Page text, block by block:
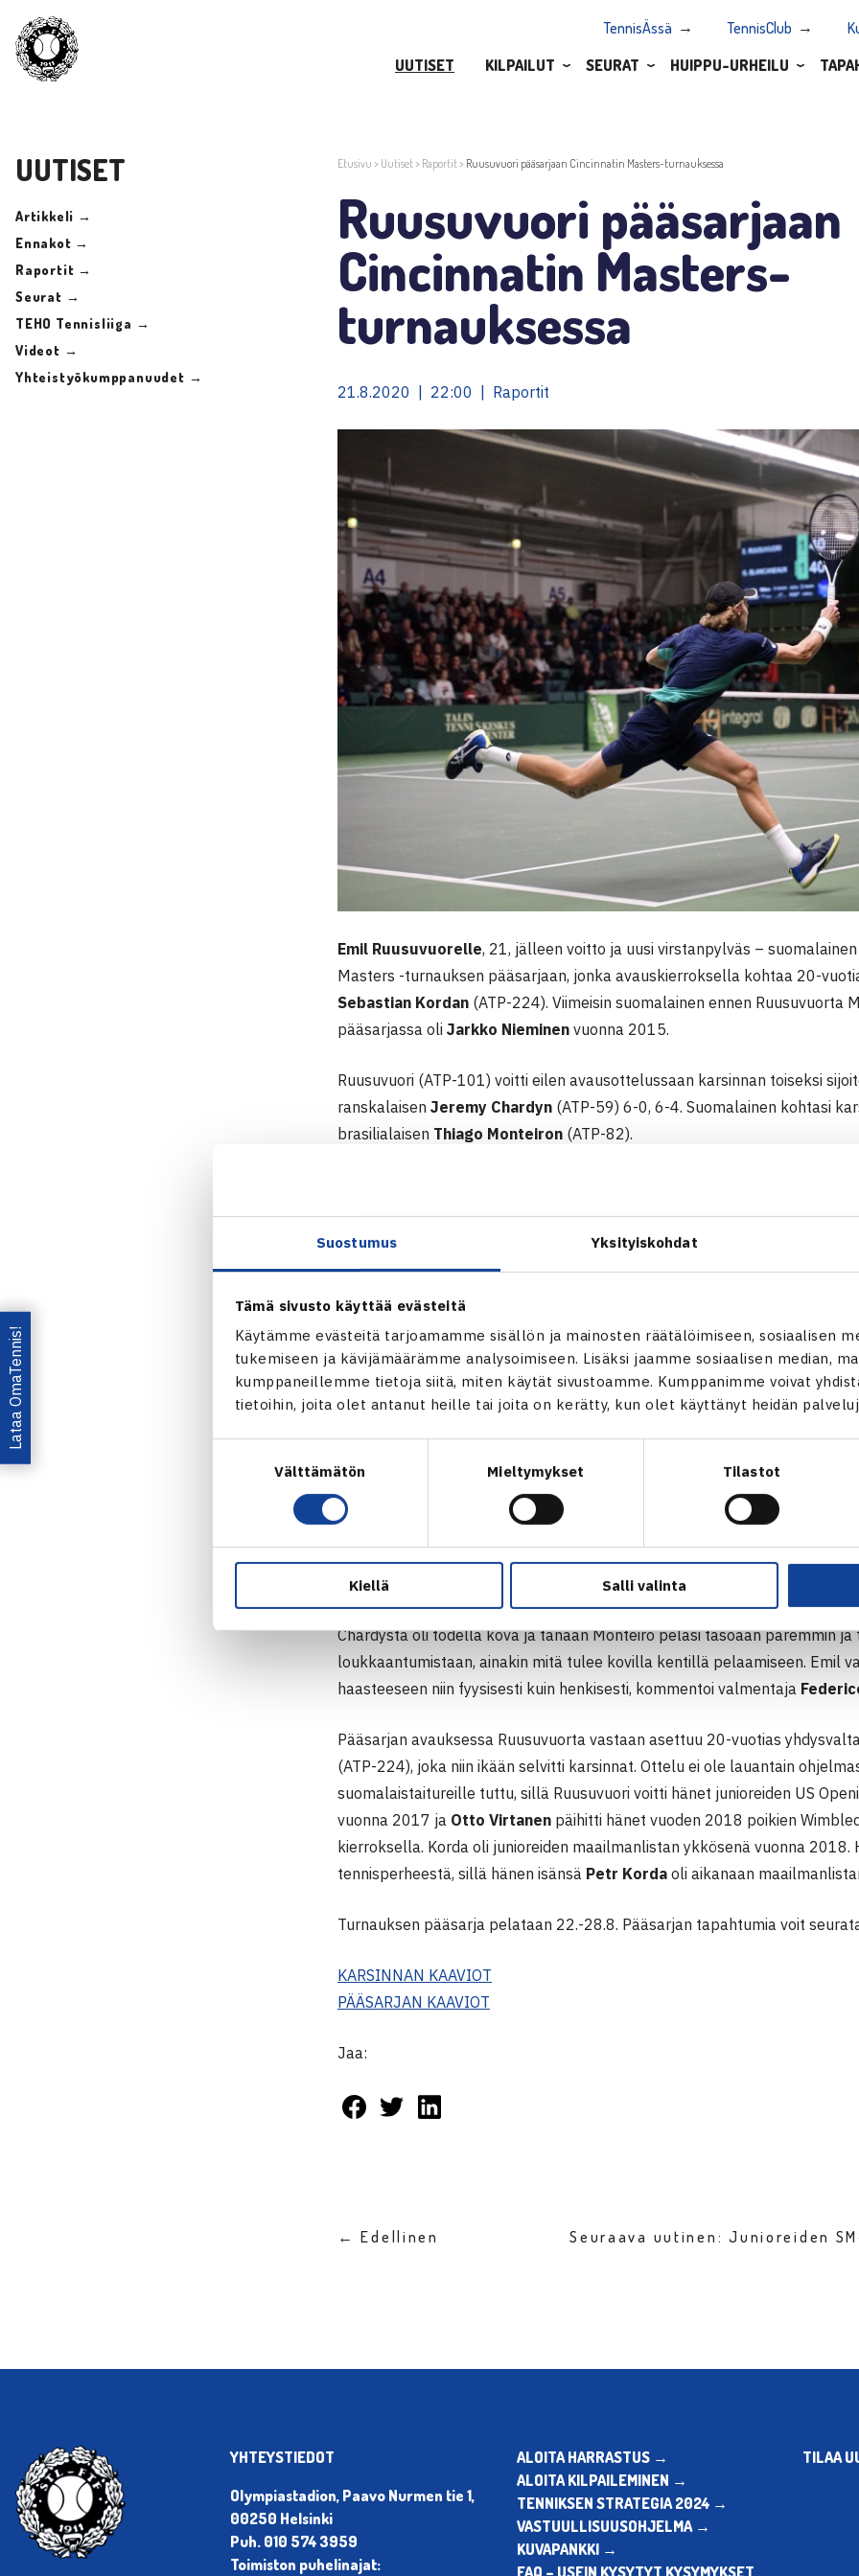
Suostumus Yksityiskohdat
Tämä sivusto käyttää evästeitä
Käytämme evästeitä tarjoamamme sisällön ja mainosten räätälöimiseen, sosiaalisen
tukemiseen ja kävijämäärämme analysoimiseen. Lisäksi jaamme sosiaalisen median,
kumppaneillemme tietoja siitä, miten käytät sivustoamme. Kumppanimme voivat
tietoihin, joita olet antanut heille tai joita on kerätty, kun olet käyttänyt heidän
Välttämätön Mieltymykset Tilastot
Kiellä Salli valinta
TennisÄssä TennisClub
UUTISET
KILPAILUT SEURAT HUIPPU-URHEILU
UUTISET
Artikkeli →
Ennakot →
Raportit →
Seurat →
TEHO Tennisliiga →
Videot →
Yhteistyökumppanuudet →
Etusivu > Uutiset> Raportit> Ruusuvuori pääsarjaan Cincinnatin Masters-turnauksessa
Ruusuvuori pääsarjaan
Cincinnatin Masters-
turnauksessa
21.8.2020 | 22:00 | Raportit
Emil Ruusuvuorelle, 21, jälleen voitto ja uusi virstanpylväs –
Masters -turnauksen pääsarjaan, jonka avauskierroksella kohtaa 20-
Sebastian Kordan (ATP-224). Viimeisin suomalainen ennen Ruusuvuorta
pääsarjassa oli Jarkko Nieminen vuonna 2015.
Ruusuvuori (ATP-101) voitti eilen avausottelussaan karsinnan toiseksi
ranskalaisen Jeremy Chardyn (ATP-59) 6-0, 6-4. Suomalainen kohtasi
brasilialaisen Thiago Monteiron (ATP-82).
Ruusuvuori oli eiliseen tapaan terävänä liikenteessä heti alusta alkaen ja
pelissä, mutta vasenkätinen brasilialainen kuittasi murron heti takaisin.
muutamat helpohkot syöttöjen pidot ennen erän loppuvaihetta.
tasoittaen 4-4 ja sitten suomalainen pelasti vastustajansa murtopallon
seinää vasten syöttänyt Monteiro ei onnistunut syötöissään parhaalla
Ruusuvuori hyödynsi – neljäs eräpallo toi avauskiinnityksen luvuin 6-4.
päätyttyä näki saman tien ettei Monteiron jalka ollut hyvässä kunnossa.
pisteen verran ennen kuin joutui valitettavasti luovuttamaan ottelun.
suomalaiselle erin 6-4, 2-1 rtd.
– Totta kai tämä on hieno saavutus nuorelle urheilijalle. Olemme
Tiesimme olevamme TOP100-tasoa ja nyt hän onnistui voittamaan kaksi
Chardysta oli todella kova ja tänään Monteiro pelasi tasoaan paremmin ja
loukkaantumistaan, ainakin mitä tulee kovilla kentillä pelaamiseen. Emil
haasteeseen niin fyysisesti kuin henkisesti, kommentoi valmentaja
Pääsarjan avauksessa Ruusuvuorta vastaan asettuu 20-vuotias
(ATP-224), joka niin ikään selvitti karsinnat. Ottelu ei ole lauantain
suomalaistaitureille tuttu, sillä Ruusuvuori voitti hänet junioreiden US
vuonna 2017 ja Otto Virtanen päihitti hänet vuoden 2018 poikien
kierroksella. Korda oli junioreiden maailmanlistan ykkösenä vuonna 2018.
tennisperheestä, sillä hänen isänsä Petr Korda oli aikanaan
Turnauksen pääsarja pelataan 22.-28.8. Pääsarjan tapahtumia voit
KARSINNAN KAAVIOT
PÄÄSARJAN KAAVIOT
Jaa:
← Edellinen Seuraava uutinen: Junioreiden
Lataa OmaTennis!
YHTEYSTIEDOT
Olympiastadion, Paavo Nurmen tie 1,
00250 Helsinki
Puh. 010 574 3959
Toimiston puhelinajat:
ALOITA HARRASTUS →
ALOITA KILPAILEMINEN →
TENNIKSEN STRATEGIA 2024 →
VASTUULLISUUSOHJELMA →
KUVAPANKKI →
FAQ – USEIN KYSYTYT KYSYMYKSET
TILAA